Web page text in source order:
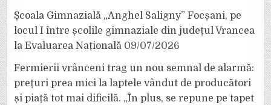
Școala Gimnazială „Anghel Saligny” Focșani, pe
locul I între școlile gimnaziale din județul Vrancea
la Evaluarea Națională 09/07/2026
Fermierii vrânceni trag un nou semnal de alarmă:
prețuri prea mici la laptele vândut de producători
și piață tot mai dificilă. „În plus, se repune pe tapet